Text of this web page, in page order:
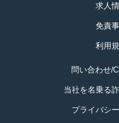
求人
免責
利用
問い合わせ/
当社を名乗る
プライバシ